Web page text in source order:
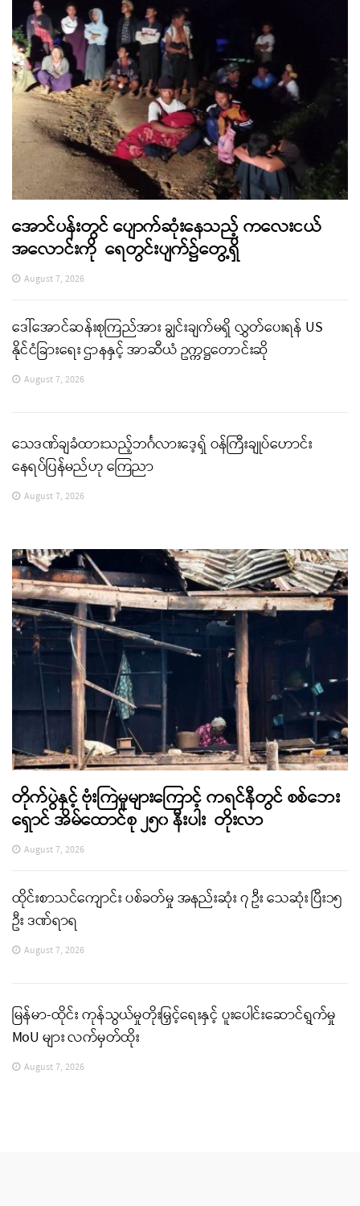
အောင်ပန်းတွင် ပျောက်ဆုံးနေသည့် ကလေးငယ်
အလောင်းကို ရေတွင်းပျက်၌တွေ့ရှိ
August 7, 2026
ဒေါ်အောင်ဆန်းစုကြည်အား ချွင်းချက်မရှိ လွှတ်ပေးရန် US
နိုင်ငံခြားရေး ဌာနနှင့် အာဆီယံ ဥက္ကဋ္ဌတောင်းဆို
August 7, 2026
သေဒဏ်ချခံထားသည့်ဘင်္ဂလားဒေ့ရှ် ဝန်ကြီးချုပ်ဟောင်း
နေရပ်ပြန်မည်ဟု ကြေညာ
August 7, 2026
တိုက်ပွဲနှင့် ဗုံးကြဲမှုများကြောင့် ကရင်နီတွင် စစ်ဘေး
ရှောင် အိမ်ထောင်စု ၂၅၀ နီးပါး တိုးလာ
August 7, 2026
ထိုင်းစာသင်ကျောင်း ပစ်ခတ်မှု အနည်းဆုံး ၇ ဦး သေဆုံး ပြီး၁၅
ဦး ဒဏ်ရာရ
August 7, 2026
မြန်မာ-ထိုင်း ကုန်သွယ်မှုတိုးမြှင့်ရေးနှင့် ပူးပေါင်းဆောင်ရွက်မှု
MoU များ လက်မှတ်ထိုး
August 7, 2026